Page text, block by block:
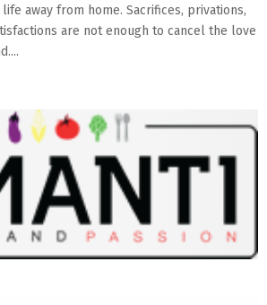
away from home. Sacrifices, privations,
are not enough to cancel the love